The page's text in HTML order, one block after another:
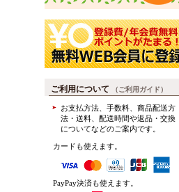
ご利用について （ご利用ガイド）
お支払方法、手数料、商品配送方
法・送料、配送時間や返品・交換
についてなどのご案内です。
カードも使えます。
PayPay決済も使えます。